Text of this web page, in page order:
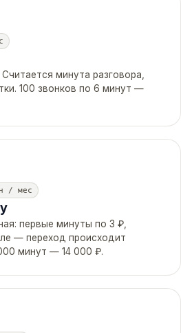
минута разговора,
100 звонков по 6 минут —
/ мес
первые минуты по 3 ₽,
— переход происходит
минут — 14 000 ₽.